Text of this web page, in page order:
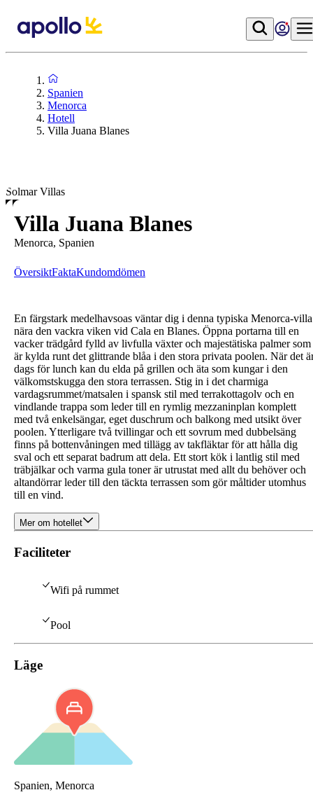
Spanien
Menorca
Hotell
Villa Juana Blanes
Solmar Villas
Villa Juana Blanes
Menorca, Spanien
ÖversiktFaktaKundomdömen
En färgstark medelhavsoas väntar dig i denna typiska Menorca-villa
nära den vackra viken vid Cala en Blanes. Öppna portarna till en
vacker trädgård fylld av livfulla växter och majestätiska palmer som
är kylda runt det glittrande blåa i den stora privata poolen. När det
dags för lunch kan du elda på grillen och äta som kungar i den
välkomstskugga den stora terrassen. Stig in i det charmiga
vardagsrummet/matsalen i spansk stil med terrakottagolv och en
vindlande trappa som leder till en rymlig mezzaninplan komplett
med två enkelsängar, eget duschrum och balkong med utsikt över
poolen. Ytterligare två tvillingar och ett sovrum med dubbelsäng
finns på bottenvåningen med tillägg av takfläktar för att hålla dig
sval och ett separat badrum att dela. Ett stort kök i lantlig stil med
träbjälkar och varma gula toner är utrustat med allt du behöver och
altandörrar leder till den täckta terrassen som gör måltider utomhus
till en vind.
Mer om hotellet
Faciliteter
Wifi på rummet
Pool
Läge
Spanien, Menorca